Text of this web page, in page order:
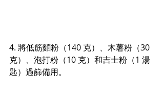
4. 將低筋麵粉（140 克）、木薯粉（30
克）、 泡打粉 （10 克）和吉士粉 （1 湯
匙） 過篩備用。